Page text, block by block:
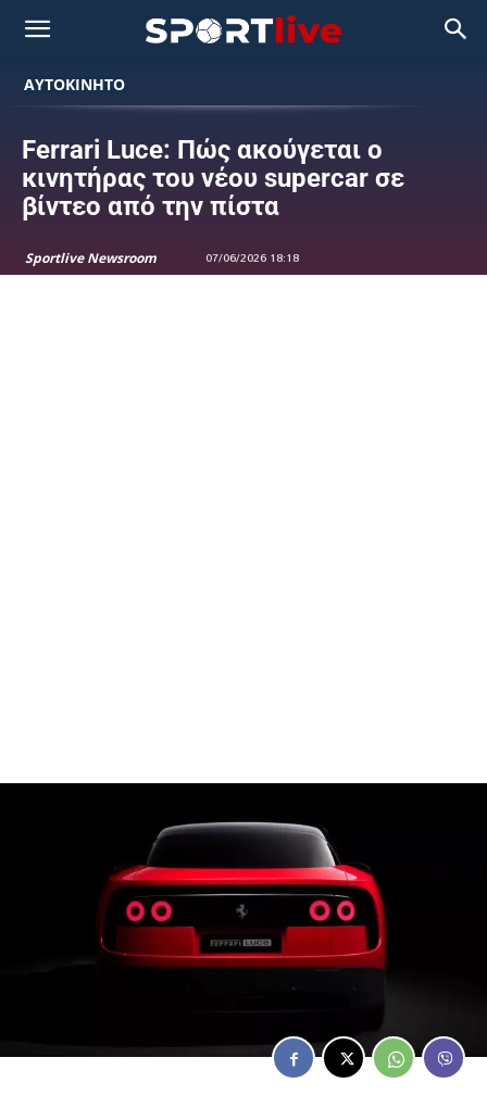
ΑΥΤΟΚΙΝΗΤΟ
Ferrari Luce: Πώς ακούγεται ο
κινητήρας του νέου supercar σε
βίντεο από την πίστα
Sportlive Newsroom 07/06/2026 18:18